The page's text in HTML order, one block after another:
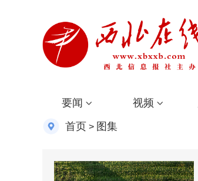
要闻 视频
首页 > 图集